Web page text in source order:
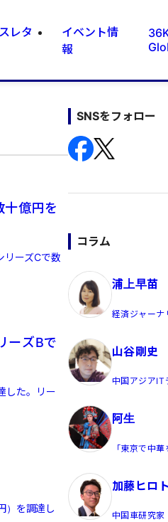
レタ
イベント情
報
億円を
リーズCで数
ーズBで
した。リー
）を調達し
SNSをフォロー
コラム
浦上早苗
経済ジャー
山谷剛史
中国アジアIT
阿生
「東京で中華
加藤ヒロト
中国車研究家